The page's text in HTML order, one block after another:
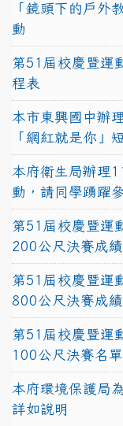
「鏡頭下的戶外
動
第51屆校慶暨運
程表
本市東興國中辦
「網紅就是你」
本府衛生局辦理
動，請同學踴躍
第51屆校慶暨運
200公尺決賽成績
第51屆校慶暨運
800公尺決賽成績
第51屆校慶暨運
100公尺決賽名單
本府環境保護局
詳如說明